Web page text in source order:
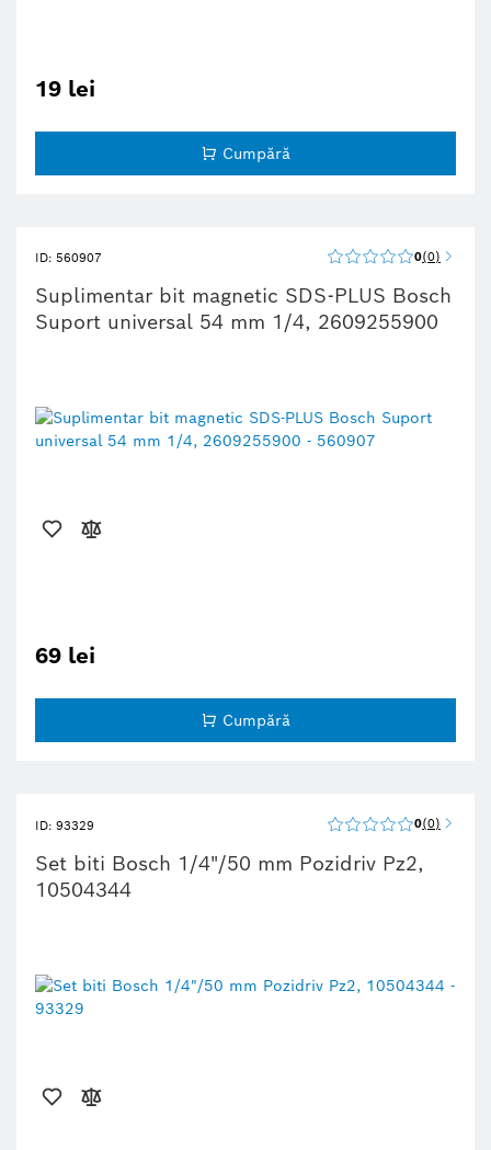
19 lei
Cumpără
ID: 560907 0 0
Suplimentar bit magnetic SDS-PLUS Bosch
Suport universal 54 mm 1/4, 2609255900
69 lei
Cumpără
ID: 93329 0 0
Set biti Bosch 1/4"/50 mm Pozidriv Pz2,
10504344